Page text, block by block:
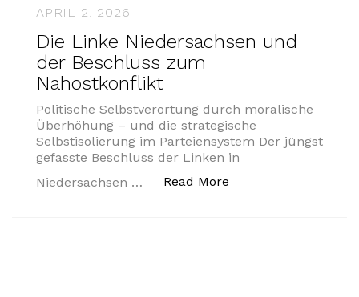
APRIL 2, 2026
Die Linke Niedersachsen und
der Beschluss zum
Nahostkonflikt
Politische Selbstverortung durch moralische
Überhöhung – und die strategische
Selbstisolierung im Parteiensystem Der jüngst
gefasste Beschluss der Linken in
Niedersachsen …
Read More